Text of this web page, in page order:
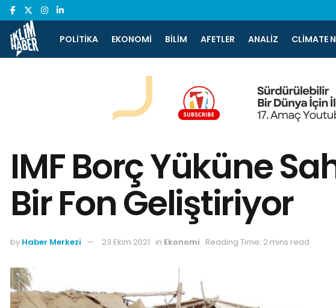
POLITIKA EKONOMI BILIM AFETLER ANALIZ CLIMATE
IMF Borç Yüküne
Bir Fon Geliştiriyor
by Haber Merkezi 23 Ekim 2021 in Ekonomi Reading Time: 2 mins read